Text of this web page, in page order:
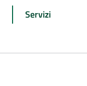
Servizi